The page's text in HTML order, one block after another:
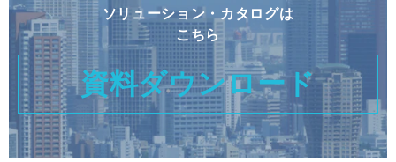
ソリューション・カタログは
こちら
資料ダウンロード